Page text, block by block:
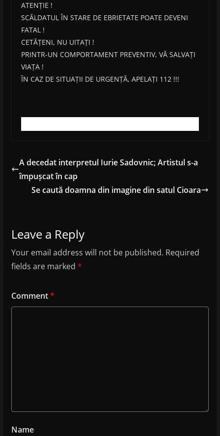
ATENȚIE !
SCĂLDATUL ÎN STARE DE EBRIETATE POATE DEVENI
FATAL !
CETĂȚENI, NU UITAȚI !
PRINTR-UN COMPORTAMENT PREVENTIV, VĂ SALVAȚI
VIAȚA !
ÎN CAZ DE SITUAȚII DE URGENȚĂ, APELAȚI 112 !!!
A decedat interpretul Iurie Sadovnic; Artistul s-a
împușcat în cap
Se caută doamna din imagine din satul Cioara
Leave a Reply
Your email address will not be published. Required
fields are marked *
Comment*
Name